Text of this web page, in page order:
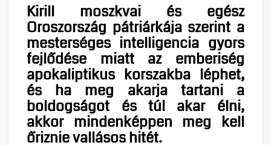
Kirill moszkvai és egész
Oroszország pátriárkája szerint a
mesterséges intelligencia gyors
fejlődése miatt az emberiség
apokaliptikus korszakba léphet,
és ha meg akarja tartani a
boldogságot és túl akar élni,
akkor mindenképpen meg kell
őriznie vallásos hitét.